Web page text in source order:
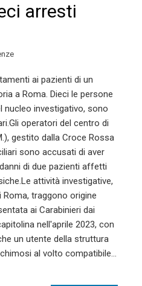
arresti
ai pazienti di un
a Roma. Dieci le persone
nucleo investigativo, sono
operatori del centro di
gestito dalla Croce Rossa
sono accusati di aver
di due pazienti affetti
attività investigative,
traggono origine
ai Carabinieri dai
nell'aprile 2023, con
un utente della struttura
al volto compatibile…